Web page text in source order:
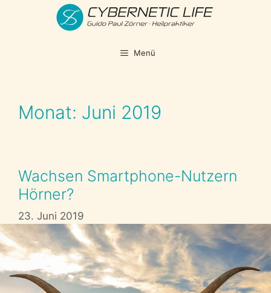
Menü
Monat: Juni 2019
Wachsen Smartphone-Nutzern
Hörner?
23. Juni 2019